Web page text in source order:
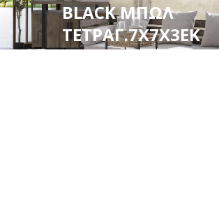
BLACK ΜΠΩΛ
ΤΕΤΡΑΓ.7X7X3ΕΚ
WAVY MATTE